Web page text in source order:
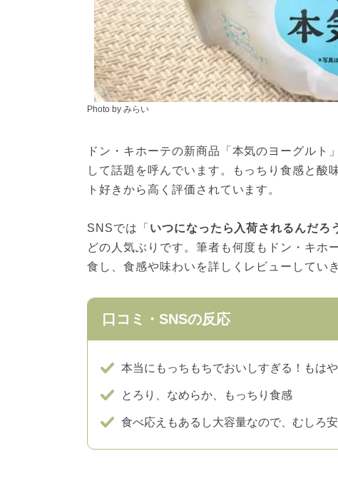
Photo by みらい
ドン・キホーテの新商品「本気のヨーグルト
して話題を呼んでいます。もっちり食感と酸
ト好きから高く評価されています。
SNSでは「 いつになったら入荷されるんだろ
どの人気ぶりです。筆者も何度もドン・キホ
食し、食感や味わいを詳しくレビューしてい
口コミ・SNSの反応
本当にもっちもちでおいしすぎる！もは
とろり、なめらか、もっちり食感
食べ応えもあるし大容量なので、むしろ